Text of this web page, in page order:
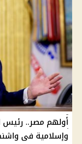
وإسلامية فى